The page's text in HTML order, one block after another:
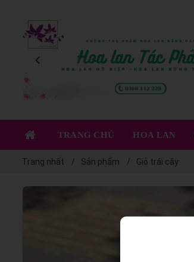
TRANG CHỦ HOA LAN
Trang nhất Sản phẩm Giỏ trái cây